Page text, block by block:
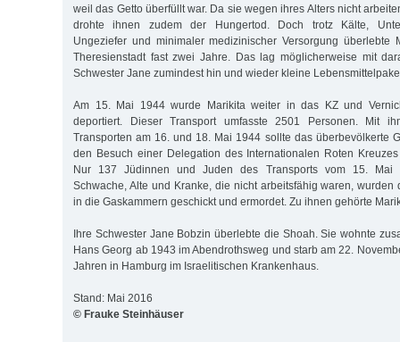
weil das Getto überfüllt war. Da sie wegen ihres Alters nicht
drohte ihnen zudem der Hungertod. Doch trotz Kälte,
Ungeziefer und minimaler medizinischer Versorgung überlebte
Theresienstadt fast zwei Jahre. Das lag möglicherweise mit
Schwester Jane zumindest hin und wieder kleine
Am 15. Mai 1944 wurde Marikita weiter in das KZ und
deportiert. Dieser Transport umfasste 2501 Personen. Mit
Transporten am 16. und 18. Mai 1944 sollte das überbevölkerte
den Besuch einer Delegation des Internationalen Roten
Nur 137 Jüdinnen und Juden des Transports vom 15. Mai
Schwache, Alte und Kranke, die nicht arbeitsfähig waren, wurden
in die Gaskammern geschickt und ermordet. Zu ihnen gehörte
Ihre Schwester Jane Bobzin überlebte die Shoah. Sie wohnte
Hans Georg ab 1943 im Abendrothsweg und starb am 22.
Jahren in Hamburg im Israelitischen Krankenhaus.
Stand: Mai 2016
© Frauke Steinhäuser